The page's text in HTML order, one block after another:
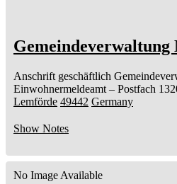
Anschrift geschäftlich
Einwohnermeldeamt – Postfach
Lemförde 49442 Germany
Show Notes
No Image Available